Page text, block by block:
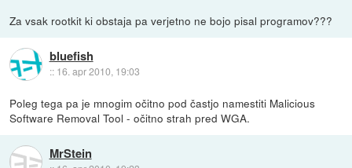
Za vsak rootkit ki obstaja pa verjetno ne bojo pisal programov???
bluefish
:: 16. apr 2010, 19:03
Poleg tega pa je mnogim očitno pod častjo namestiti Malicious
Software Removal Tool - očitno strah pred WGA.
MrStein